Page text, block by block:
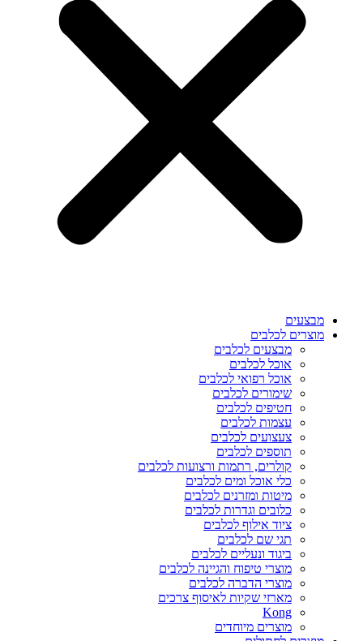
מבצעים
מוצרים לכלבים
מבצעים לכלבים
אוכל לכלבים
אוכל רפואי לכלבים
שימורים לכלבים
חטיפים לכלבים
עצמות לכלבים
צעצועים לכלבים
תוספים לכלבים
קולרים, רתמות ורצועות לכלבים
כלי אוכל ומים לכלבים
מיטות ומזרנים לכלבים
כלובים וגדרות לכלבים
ציוד אילוף לכלבים
תגי שם לכלבים
ביגוד ונעליים לכלבים
מוצרי טיפוח והגיינה לכלבים
מוצרי הדברה לכלבים
מארזי שקיות לאיסוף צרכים
Kong
מוצרים מיוחדים